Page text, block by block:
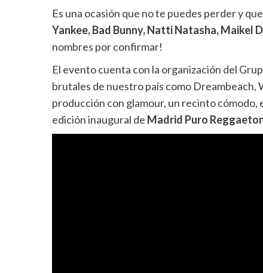
Es una ocasión que no te puedes perder y
Yankee, Bad Bunny, Natti Natasha,Maikel
nombres por confirmar!
El evento cuenta con la organización del
brutales de nuestro país como Dreambeach,
producción con glamour, un recinto cómodo,
edición inaugural de Madrid Puro